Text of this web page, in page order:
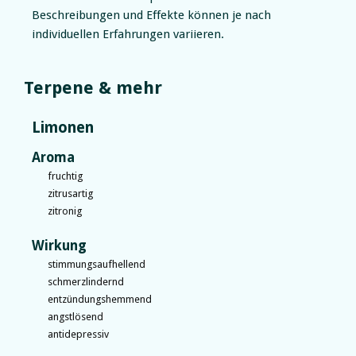
Beschreibungen und Effekte können je nach
individuellen Erfahrungen variieren.
Terpene & mehr
Limonen
Aroma
fruchtig
zitrusartig
zitronig
Wirkung
stimmungsaufhellend
schmerzlindernd
entzündungshemmend
angstlösend
antidepressiv